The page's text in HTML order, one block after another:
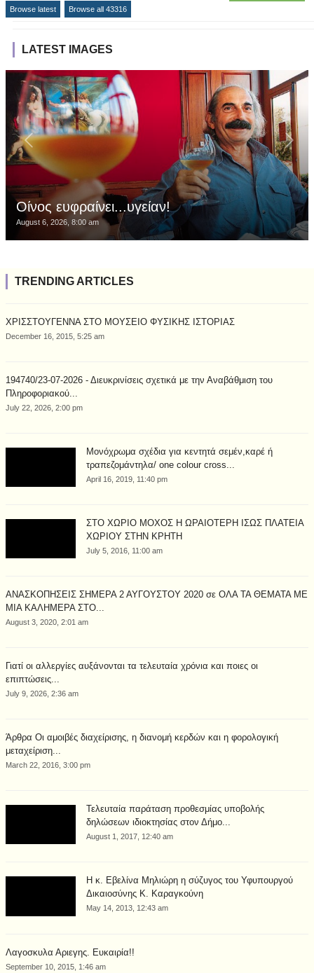
Browse latest Browse all 43316
LATEST IMAGES
Οίνος ευφραίνει...υγείαν!
August 6, 2026, 8:00 am
TRENDING ARTICLES
ΧΡΙΣΣΤΟΥΓΕΝΝΑ ΣΤΟ ΜΟΥΣΕΙΟ ΦΥΣΙΚΗΣ ΙΣΤΟΡΙΑΣ
December 16, 2015, 5:25 am
194740/23-07-2026 - Διευκρινίσεις σχετικά με την Αναβάθμιση του
Πληροφοριακού...
July 22, 2026, 2:00 pm
Μονόχρωμα σχέδια για κεντητά σεμέν,καρέ ή
τραπεζομάντηλα/ one colour cross...
April 16, 2019, 11:40 pm
ΣΤΟ ΧΩΡΙΟ ΜΟΧΟΣ Η ΩΡΑΙΟΤΕΡΗ ΙΣΩΣ ΠΛΑΤΕΙΑ
ΧΩΡΙΟΥ ΣΤΗΝ ΚΡΗΤΗ
July 5, 2016, 11:00 am
ΑΝΑΣΚΟΠΗΣΕΙΣ ΣΗΜΕΡΑ 2 ΑΥΓΟΥΣΤΟΥ 2020 σε ΟΛΑ ΤΑ ΘΕΜΑΤΑ ΜΕ
ΜΙΑ ΚΑΛΗΜΕΡΑ ΣΤΟ...
August 3, 2020, 2:01 am
Γιατί οι αλλεργίες αυξάνονται τα τελευταία χρόνια και ποιες οι
επιπτώσεις...
July 9, 2026, 2:36 am
Άρθρα Οι αμοιβές διαχείρισης, η διανομή κερδών και η φορολογική
μεταχείριση...
March 22, 2016, 3:00 pm
Τελευταία παράταση προθεσμίας υποβολής
δηλώσεων ιδιοκτησίας στον Δήμο...
August 1, 2017, 12:40 am
Η κ. Εβελίνα Μηλιώρη η σύζυγος του Υφυπουργού
Δικαιοσύνης Κ. Καραγκούνη
May 14, 2013, 12:43 am
Λαγοσκυλα Αριεγης. Ευκαιρία!!
September 10, 2015, 1:46 am